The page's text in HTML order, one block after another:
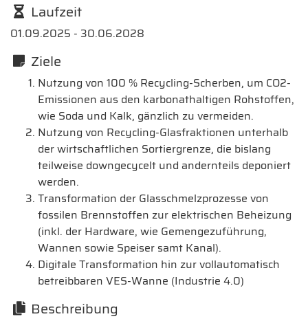
Laufzeit
01.09.2025 - 30.06.2028
Ziele
Nutzung von 100 % Recycling-Scherben, um CO2-
Emissionen aus den karbonathaltigen Rohstoffen,
wie Soda und Kalk, gänzlich zu vermeiden.
Nutzung von Recycling-Glasfraktionen unterhalb
der wirtschaftlichen Sortiergrenze, die bislang
teilweise downgecycelt und andernteils deponiert
werden.
Transformation der Glasschmelzprozesse von
fossilen Brennstoffen zur elektrischen Beheizung
(inkl. der Hardware, wie Gemengezuführung,
Wannen sowie Speiser samt Kanal).
Digitale Transformation hin zur vollautomatisch
betreibbaren VES-Wanne (Industrie 4.0)
Beschreibung